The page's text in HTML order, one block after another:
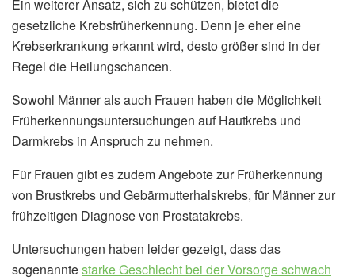
Ein weiterer Ansatz, sich zu schützen, bietet die
gesetzliche Krebsfrüherkennung. Denn je eher eine
Krebserkrankung erkannt wird, desto größer sind in der
Regel die Heilungschancen.
Sowohl Männer als auch Frauen haben die Möglichkeit
Früherkennungsuntersuchungen auf Hautkrebs und
Darmkrebs in Anspruch zu nehmen.
Für Frauen gibt es zudem Angebote zur Früherkennung
von Brustkrebs und Gebärmutterhalskrebs, für Männer zur
frühzeitigen Diagnose von Prostatakrebs.
Untersuchungen haben leider gezeigt, dass das
sogenanntestarke Geschlecht bei der Vorsorge schwach